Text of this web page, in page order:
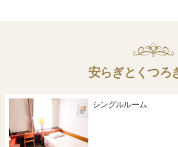
安らぎとくつろ
シングルルーム